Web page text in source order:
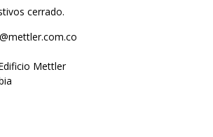
cerrado.
Mettler